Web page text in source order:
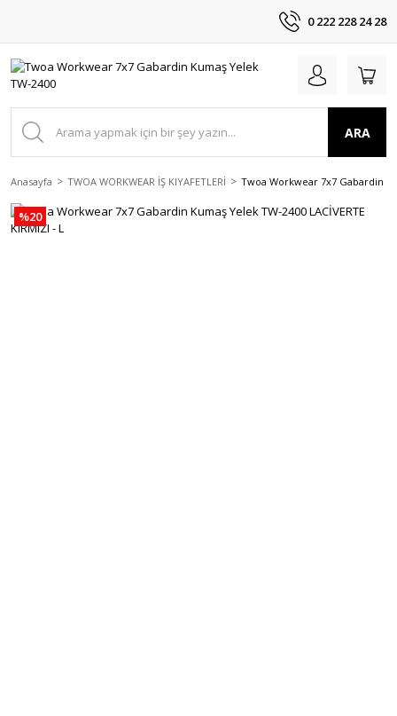
0 222 228 24 28
ARA
Anasayfa TWOA WORKWEAR İŞ KIYAFETLERİ Twoa Workwear 7x7 Gabardin
%20